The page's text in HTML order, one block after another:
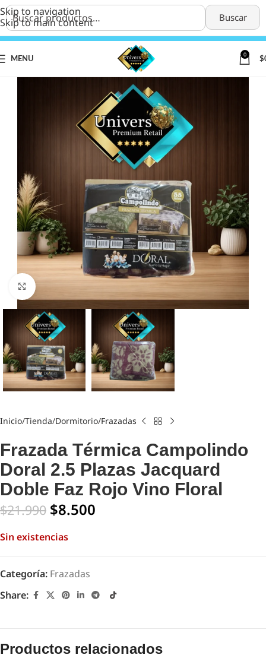
Buscar
Skip to navigation
Skip to main content
MENU
0
$
Click to enlarge
Inicio Tienda Dormitorio Frazadas
Frazada Térmica Campolindo
Doral 2.5 Plazas Jacquard
Doble Faz Rojo Vino Floral
$21.990 $8.500
Sin existencias
Categoría: Frazadas
Share:
Productos relacionados